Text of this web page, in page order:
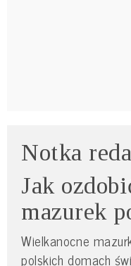
Notka
Jak
mazurek
Wielkanocne
polskich domach